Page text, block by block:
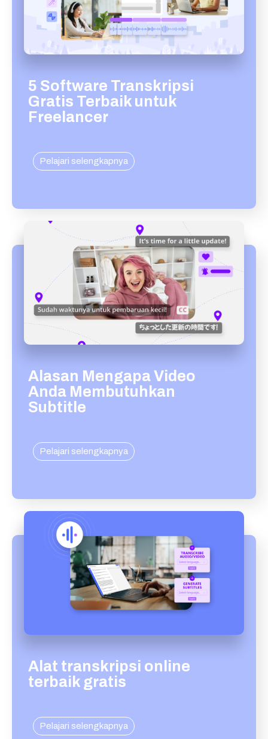
5 Software Transkripsi
Gratis Terbaik untuk
Freelancer
Pelajari selengkapnya
Alasan Mengapa Video
Anda Membutuhkan
Subtitle
Pelajari selengkapnya
Alat transkripsi online
terbaik gratis
Pelajari selengkapnya